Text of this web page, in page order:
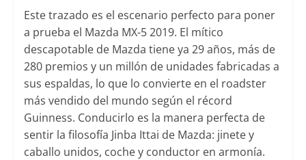
Este trazado es el escenario perfecto para poner
a prueba el Mazda MX-5 2019. El mítico
descapotable de Mazda tiene ya 29 años, más de
280 premios y un millón de unidades fabricadas a
sus espaldas, lo que lo convierte en el roadster
más vendido del mundo según el récord
Guinness. Conducirlo es la manera perfecta de
sentir la filosofía Jinba Ittai de Mazda: jinete y
caballo unidos, coche y conductor en armonía.